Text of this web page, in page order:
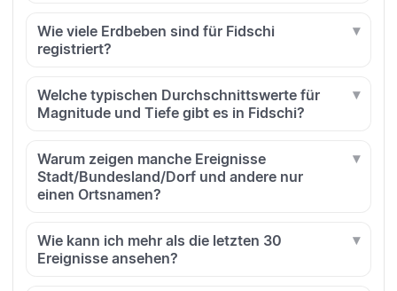
Wie viele Erdbeben sind für Fidschi
registriert?
Welche typischen Durchschnittswerte für
Magnitude und Tiefe gibt es in Fidschi?
Warum zeigen manche Ereignisse
Stadt/Bundesland/Dorf und andere nur
einen Ortsnamen?
Wie kann ich mehr als die letzten 30
Ereignisse ansehen?